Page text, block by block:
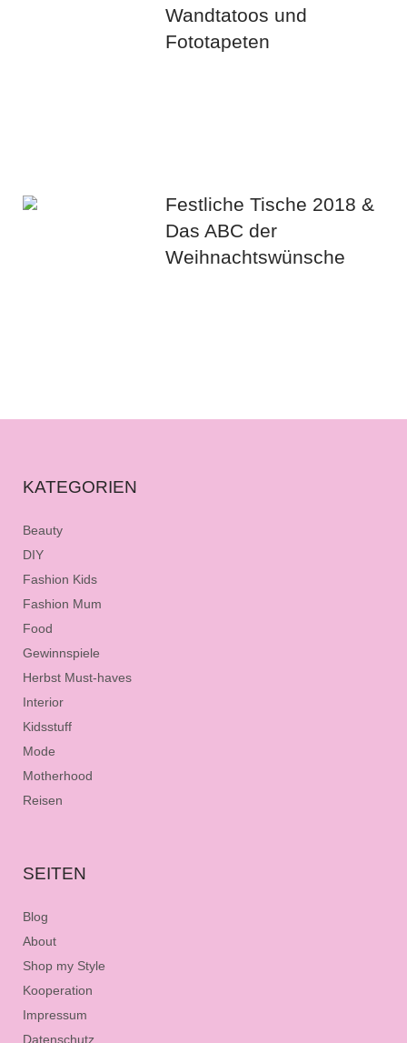
Wandtatoos und
Fototapeten
Festliche Tische 2018 &
Das ABC der
Weihnachtswünsche
KATEGORIEN
Beauty
DIY
Fashion Kids
Fashion Mum
Food
Gewinnspiele
Herbst Must-haves
Interior
Kidsstuff
Mode
Motherhood
Reisen
SEITEN
Blog
About
Shop my Style
Kooperation
Impressum
Datenschutz